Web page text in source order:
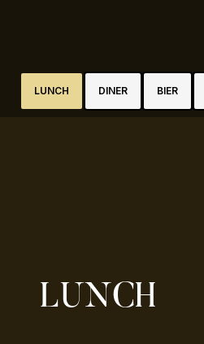
LUNCH DINER BIER
LUNCH